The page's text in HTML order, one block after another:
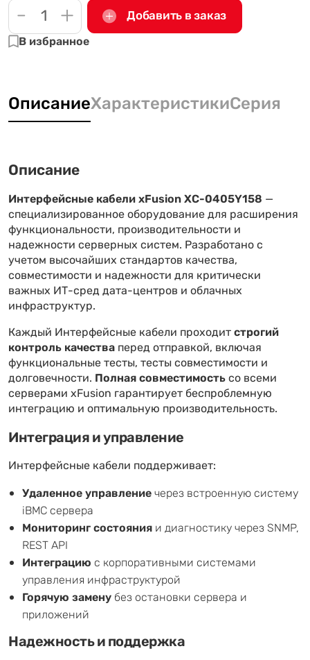
- + Добавить в заказ
В избранное
ОписаниеХарактеристикиСерия
Описание
Интерфейсные кабели xFusion XC-0405Y158 —
специализированное оборудование для расширения
функциональности, производительности и
надежности серверных систем. Разработано с
учетом высочайших стандартов качества,
совместимости и надежности для критически
важных ИТ-сред дата-центров и облачных
инфраструктур.
Каждый Интерфейсные кабели проходитстрогий
контроль качества перед отправкой, включая
функциональные тесты, тесты совместимости и
долговечности. Полная совместимостьсо всеми
серверами xFusion гарантирует беспроблемную
интеграцию и оптимальную производительность.
Интеграция и управление
Интерфейсные кабели поддерживает:
Удаленное управлениечерез встроенную систему
iBMC сервера
Мониторинг состояния и диагностику через SNMP,
REST API
Интеграцию с корпоративными системами
управления инфраструктурой
Горячую замену без остановки сервера и
приложений
Надежность и поддержка